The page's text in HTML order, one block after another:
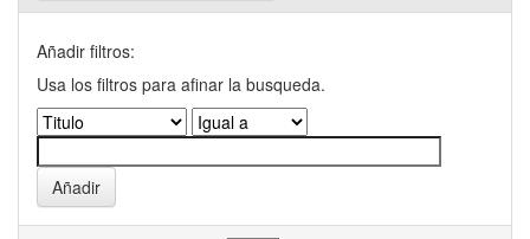
Añadir filtros:
Usa los filtros para afinar la busqueda.